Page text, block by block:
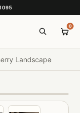
0
Landscape